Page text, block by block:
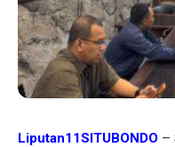
Liputan11SITUBONDO –